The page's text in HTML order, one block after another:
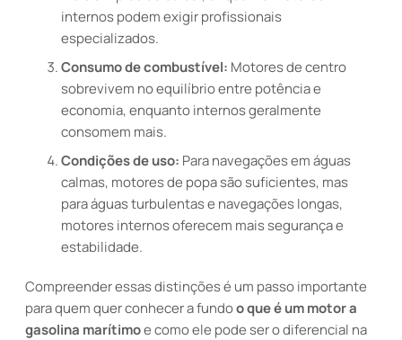
internos podem exigir profissionais
especializados.
Consumo de combustível: Motores de centro
sobrevivem no equilíbrio entre potência e
economia, enquanto internos geralmente
consomem mais.
Condições de uso: Para navegações em águas
calmas, motores de popa são suficientes, mas
para águas turbulentas e navegações longas,
motores internos oferecem mais segurança e
estabilidade.
Compreender essas distinções é um passo importante
para quem quer conhecer a fundoo que é um motor a
gasolina marítimoe como ele pode ser o diferencial na